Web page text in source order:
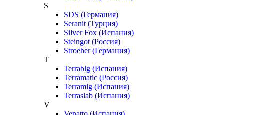
S
SDS (Германия)
Seranit (Турция)
Silver Fox (Испания)
Steingot (Россия)
Stroeher (Германия)
T
Terrabig (Испания)
Terramatic (Россия)
Terramig (Испания)
Terraslab (Испания)
V